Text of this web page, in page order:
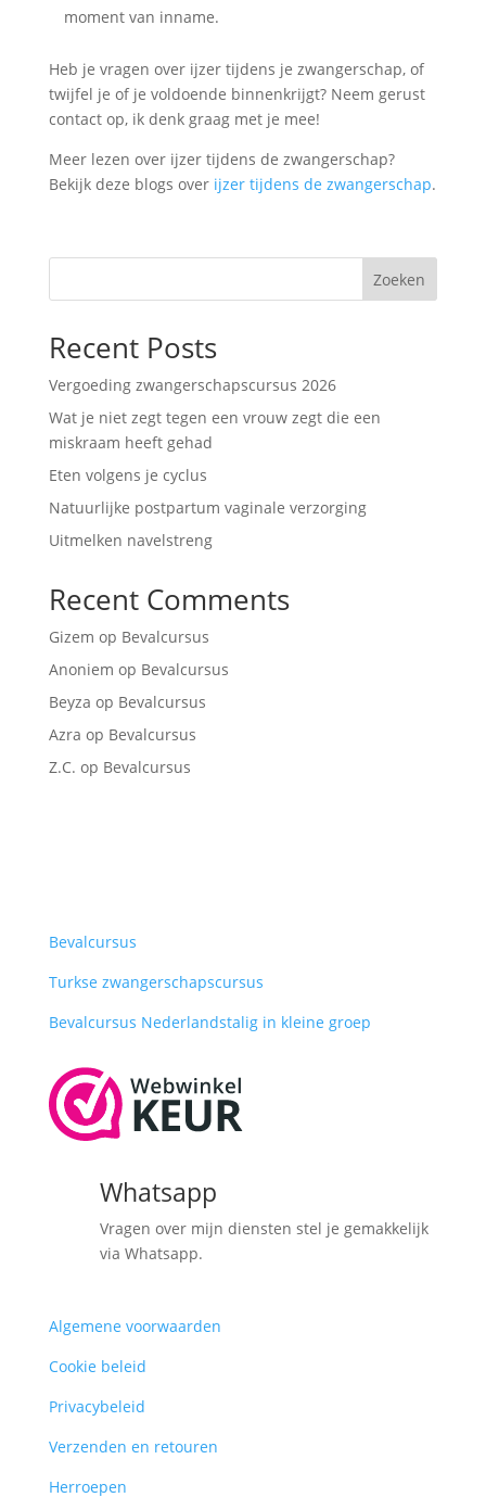
moment van inname.
Heb je vragen over ijzer tijdens je zwangerschap, of
twijfel je of je voldoende binnenkrijgt? Neem gerust
contact op, ik denk graag met je mee!
Meer lezen over ijzer tijdens de zwangerschap?
Bekijk deze blogs overijzer tijdens de zwangerschap.
Zoeken
Recent Posts
Vergoeding zwangerschapscursus 2026
Wat je niet zegt tegen een vrouw zegt die een
miskraam heeft gehad
Eten volgens je cyclus
Natuurlijke postpartum vaginale verzorging
Uitmelken navelstreng
Recent Comments
Gizem op Bevalcursus
Anoniem op Bevalcursus
Beyza op Bevalcursus
Azra op Bevalcursus
Z.C. op Bevalcursus
Bevalcursus
Turkse zwangerschapscursus
Bevalcursus Nederlandstalig in kleine groep
Whatsapp
Vragen over mijn diensten stel je gemakkelijk
via Whatsapp.
Algemene voorwaarden
Cookie beleid
Privacybeleid
Verzenden en retouren
Herroepen